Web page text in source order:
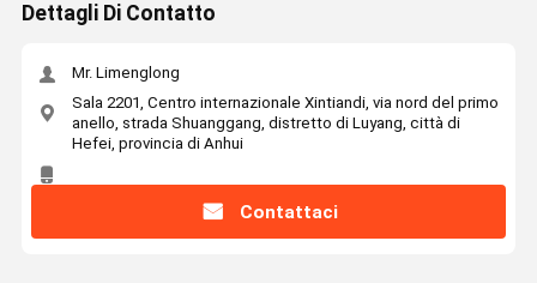
Dettagli Di Contatto
Mr. Limenglong
Sala 2201, Centro internazionale Xintiandi, via nord del primo
anello, strada Shuanggang, distretto di Luyang, città di
Hefei, provincia di Anhui
Contattaci